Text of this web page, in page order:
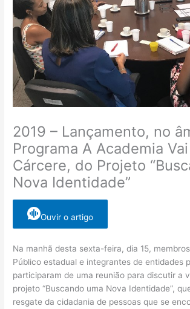
2019 – Lançamento, no
Programa A Academia
Cárcere, do Projeto
Nova Identidade”
Ouvir o artigo
Na manhã desta sexta-feira, dia 15,
Público estadual e integrantes de entidades
participaram de uma reunião para discutir a
projeto “Buscando uma Nova Identidade”,
resgate da cidadania de pessoas que se